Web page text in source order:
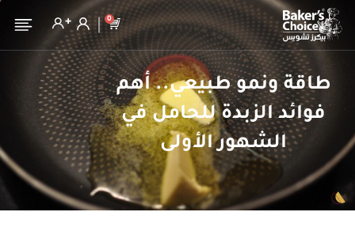
0
طاقة ونمو طبيعي.. أهم
فوائد الزبدة للحامل في
الشهور الأولى